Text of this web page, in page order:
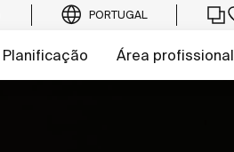
PORTUGAL
Planificação Área profissional